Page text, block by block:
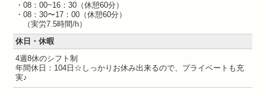
・08：00~16：30（休憩60分）
・08：30〜17：00（休憩60分）
（実労7.5時間/h）
休日・休暇
4週8休のシフト制
年間休日：104日☆しっかりお休み出来るので、プライベートも充
実♪